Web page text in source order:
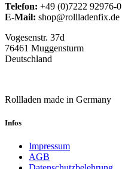
Telefon: +49 (0)7222 92976-0
E-Mail: shop@rollladenfix.de
Vogesenstr. 37d
76461 Muggensturm
Deutschland
Rollladen made in Germany
Infos
Impressum
AGB